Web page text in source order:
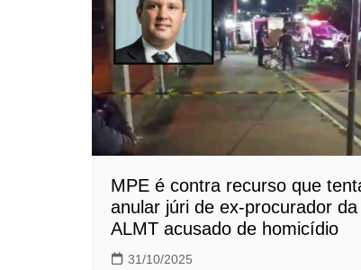
MPE é contra recurso que
anular júri de ex-procurador da
ALMT acusado de homicídio
31/10/2025